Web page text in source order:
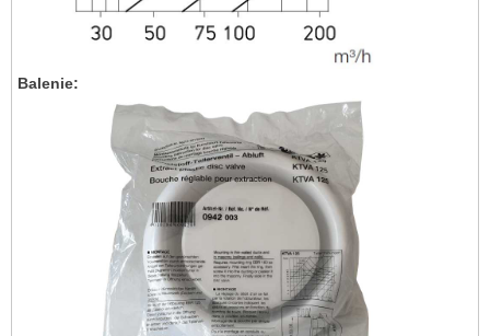
Balenie: